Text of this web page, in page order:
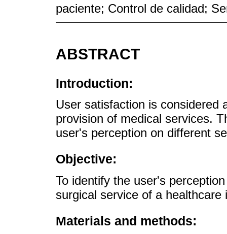
paciente; Control de calidad;
ABSTRACT
Introduction:
User satisfaction is considered
provision of medical services.
user's perception on different
Objective:
To identify the user's
surgical service of a
Materials and methods: